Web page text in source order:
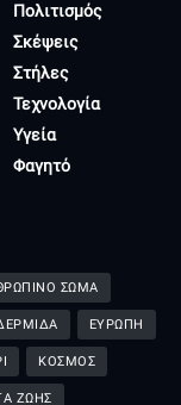
Πολιτισμός
Σκέψεις
Στήλες
Τεχνολογία
Υγεία
Φαγητό
ΣΩΜΑ
ΕΥΡΩΠΗ
ΚΟΣΜΟΣ
ΖΩΗΣ